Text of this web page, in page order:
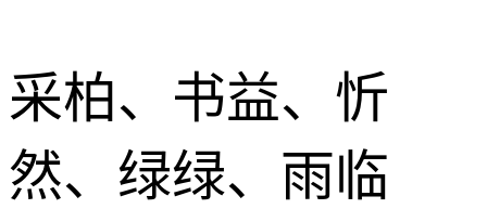
采柏、书益、忻
然、绿绿、雨临